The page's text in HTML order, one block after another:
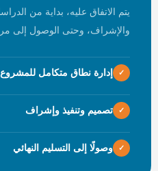
يتم الاتفاق عليه، بداية من
والإشراف، وحتى الوصول إلى
إدارة نطاق متكامل للمشروع
تصميم وتنفيذ وإشراف
وصولًا إلى التسليم النهائي